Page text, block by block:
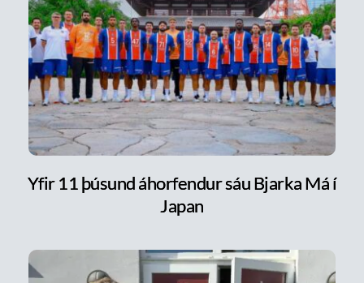
Yfir 11 þúsund áhorfendur sáu Bjarka Má í
Japan